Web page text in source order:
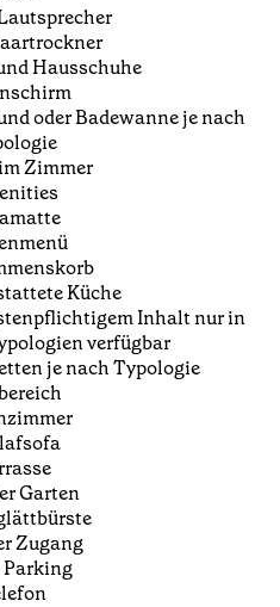
Hausschuhe
oder Badewanne je nach
Zimmer
Küche
Inhalt nur in
verfügbar
je nach Typologie
Garten
Zugang
Parking